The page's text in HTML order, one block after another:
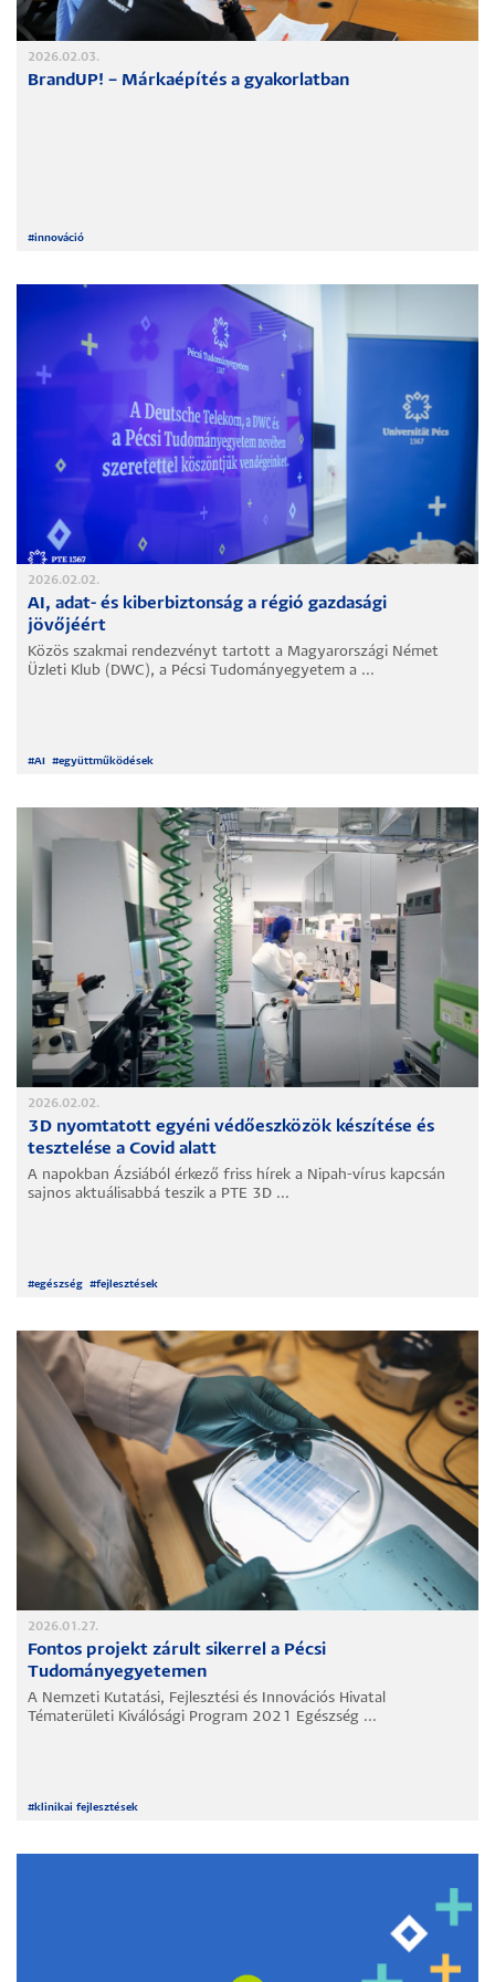
2026.02.03.
BrandUP! – Márkaépítés a gyakorlatban
#innováció
2026.02.02.
AI, adat- és kiberbiztonság a régió gazdasági
jövőjéért
Közös szakmai rendezvényt tartott a Magyarországi Német
Üzleti Klub (DWC), a Pécsi Tudományegyetem a ...
#AI #együttműködések
2026.02.02.
3D nyomtatott egyéni védőeszközök készítése és
tesztelése a Covid alatt
A napokban Ázsiából érkező friss hírek a Nipah-vírus kapcsán
sajnos aktuálisabbá teszik a PTE 3D ...
#egészség #fejlesztések
2026.01.27.
Fontos projekt zárult sikerrel a Pécsi
Tudományegyetemen
A Nemzeti Kutatási, Fejlesztési és Innovációs Hivatal
Tématerületi Kiválósági Program 2021 Egészség ...
# klinikai fejlesztések